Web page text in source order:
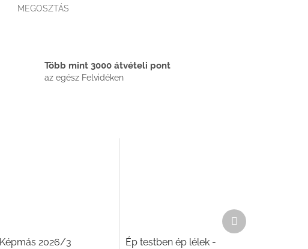
MEGOSZTÁS
Több mint 3000 átvételi pont
az egész Felvidéken
Képmás 2026/3
Ép testben ép lélek -
Következő
termék